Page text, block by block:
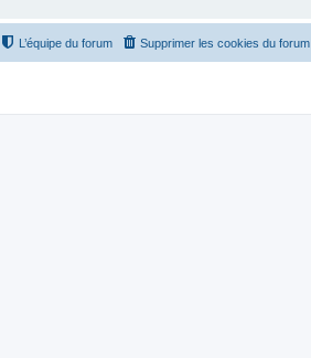
Supprimer les cookies du forum
L’équipe du forum